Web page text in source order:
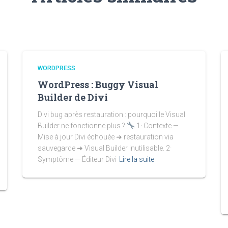
WORDPRESS
WordPress : Buggy Visual
Builder de Divi
Divi bug après restauration : pourquoi le Visual
Builder ne fonctionne plus ?
1· Contexte —
Mise à jour Divi échouée ➜ restauration via
sauvegarde ➜ Visual Builder inutilisable. 2·
Symptôme — Éditeur Divi
Lire la suite